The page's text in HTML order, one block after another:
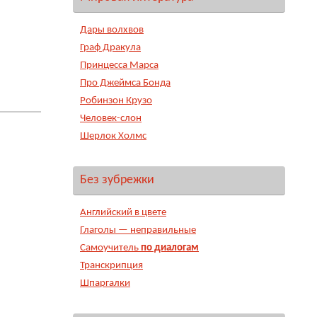
Дары волхвов
Граф Дракула
Принцесса Марса
Про Джеймса Бонда
Робинзон Крузо
Человек-слон
Шерлок Холмс
Без зубрежки
Английский в цвете
Глаголы — неправильные
Самоучитель по диалогам
Транскрипция
Шпаргалки